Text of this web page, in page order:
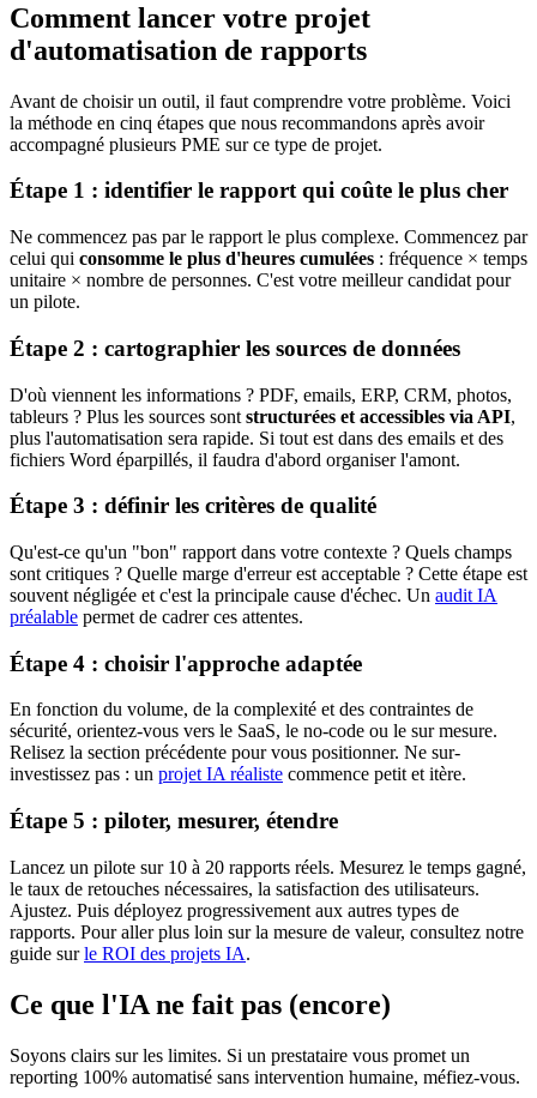
Comment lancer votre projet
d'automatisation de rapports
Avant de choisir un outil, il faut comprendre votre problème. Voici
la méthode en cinq étapes que nous recommandons après avoir
accompagné plusieurs PME sur ce type de projet.
Étape 1 : identifier le rapport qui coûte le plus cher
Ne commencez pas par le rapport le plus complexe. Commencez par
celui qui consomme le plus d'heures cumulées : fréquence × temps
unitaire × nombre de personnes. C'est votre meilleur candidat pour
un pilote.
Étape 2 : cartographier les sources de données
D'où viennent les informations ? PDF, emails, ERP, CRM, photos,
tableurs ? Plus les sources sont structurées et accessibles via API,
plus l'automatisation sera rapide. Si tout est dans des emails et des
fichiers Word éparpillés, il faudra d'abord organiser l'amont.
Étape 3 : définir les critères de qualité
Qu'est-ce qu'un "bon" rapport dans votre contexte ? Quels champs
sont critiques ? Quelle marge d'erreur est acceptable ? Cette étape est
souvent négligée et c'est la principale cause d'échec. Un audit IA
préalable permet de cadrer ces attentes.
Étape 4 : choisir l'approche adaptée
En fonction du volume, de la complexité et des contraintes de
sécurité, orientez-vous vers le SaaS, le no-code ou le sur mesure.
Relisez la section précédente pour vous positionner. Ne sur-
investissez pas : un projet IA réaliste commence petit et itère.
Étape 5 : piloter, mesurer, étendre
Lancez un pilote sur 10 à 20 rapports réels. Mesurez le temps gagné,
le taux de retouches nécessaires, la satisfaction des utilisateurs.
Ajustez. Puis déployez progressivement aux autres types de
rapports. Pour aller plus loin sur la mesure de valeur, consultez notre
guide surle ROI des projets IA.
Ce que l'IA ne fait pas (encore)
Soyons clairs sur les limites. Si un prestataire vous promet un
reporting 100% automatisé sans intervention humaine, méfiez-vous.